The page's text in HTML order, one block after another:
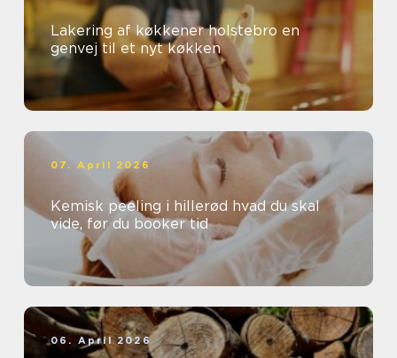
Lakering af køkkener holstebro en
genvej til et nyt køkken
07. April 2026
Kemisk peeling i hillerød hvad du skal
vide, før du booker tid
06. April 2026